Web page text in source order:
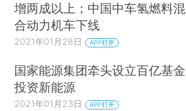
增两成以上；中国中车氢燃料混
合动力机车下线
2021年01月28日 APP打开
国家能源集团牵头设立百亿基金
投资新能源
2021年01月23日 APP打开